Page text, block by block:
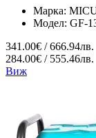
Марка:
Модел: GF-
341.00€ / 666.94лв.
284.00€ / 555.46лв.
Виж